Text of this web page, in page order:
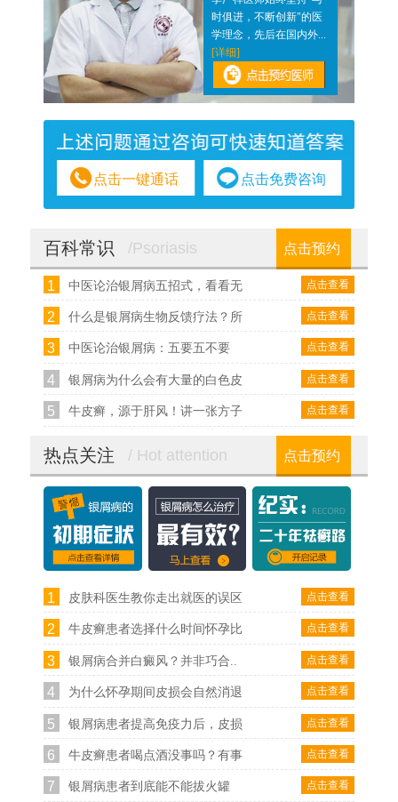
时俱进，不断创新"的医
学理念，先后在国内外...
[详细]
点击一键通话 点击免费咨询
百科常识 /Psoriasis 点击预约
1 点击查看
中医论治银屑病五招式，看看无
2 点击查看
什么是银屑病生物反馈疗法？所
3 点击查看
中医论治银屑病：五要五不要
4 点击查看
银屑病为什么会有大量的白色皮
5 点击查看
牛皮癣，源于肝风！讲一张方子
热点关注 / Hot attention 点击预约
1 点击查看
皮肤科医生教你走出就医的误区
2 点击查看
牛皮癣患者选择什么时间怀孕比
3 点击查看
银屑病合并白癜风？并非巧合..
4 点击查看
为什么怀孕期间皮损会自然消退
5 点击查看
银屑病患者提高免疫力后，皮损
6 点击查看
牛皮癣患者喝点酒没事吗？有事
7 点击查看
银屑病患者到底能不能拔火罐